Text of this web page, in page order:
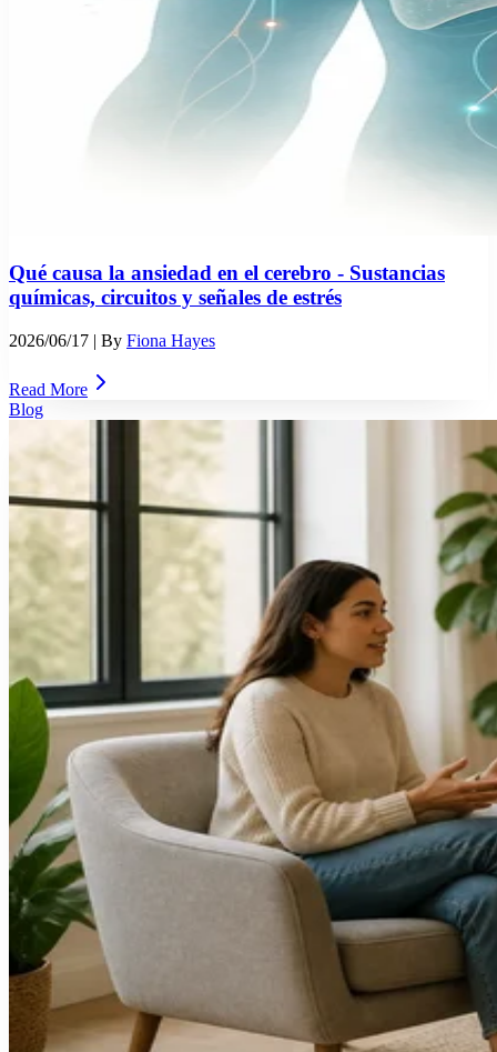
Qué causa la ansiedad en el cerebro - Sustancias
químicas, circuitos y señales de estrés
2026/06/17 | By Fiona Hayes
Read More
Blog